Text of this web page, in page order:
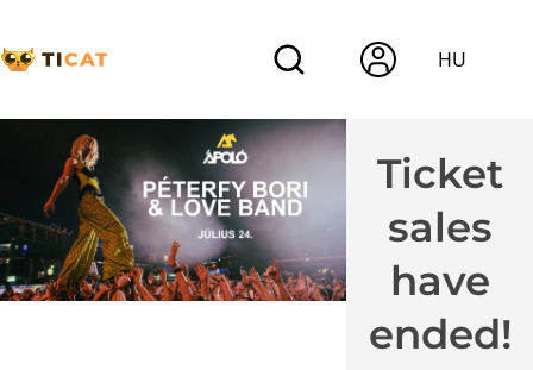
HU
Ticket
sales
have
ended!